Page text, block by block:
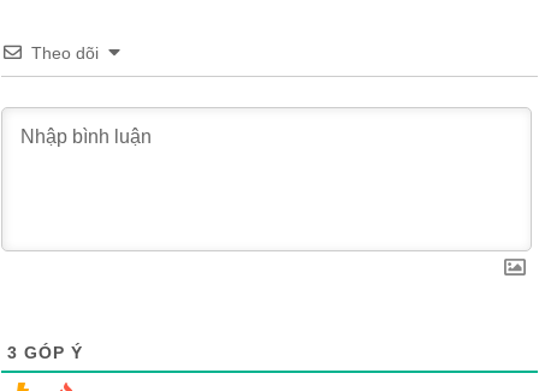
Theo dõi
3 GÓP Ý